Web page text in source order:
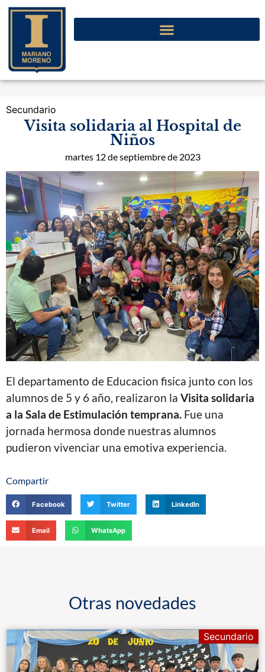
Secundario
Visita solidaria al Hospital de
Niños
martes 12 de septiembre de 2023
El departamento de Educacion fisica junto con los
alumnos de 5 y 6 año, realizaron la Visita solidaria
a la Sala de Estimulación temprana. Fue una
jornada hermosa donde nuestras alumnos
pudieron vivenciar una emotiva experiencia.
Compartir
Facebook Twitter LinkedIn
Email WhatsApp
Otras novedades
Secundario